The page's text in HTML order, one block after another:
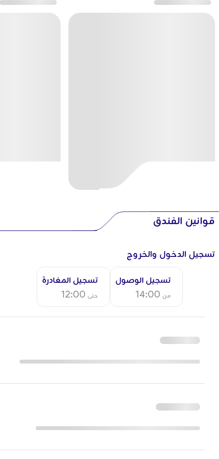
قوانين الفندق
تسجيل الدخول والخروج
تسجيل الوصول
من
تسجيل المغادرة
حتى